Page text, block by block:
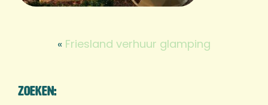
« Friesland verhuur glamping
Zoeken: